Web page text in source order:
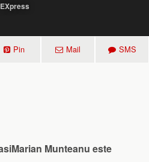
EXpress
Pin Mail SMS
Marian Munteanu este